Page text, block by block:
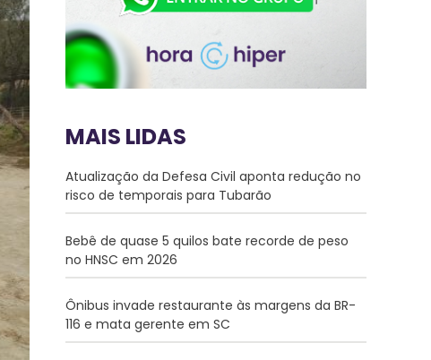
MAIS LIDAS
Atualização da Defesa Civil aponta redução no
risco de temporais para Tubarão
Bebê de quase 5 quilos bate recorde de peso
no HNSC em 2026
Ônibus invade restaurante às margens da BR-
116 e mata gerente em SC